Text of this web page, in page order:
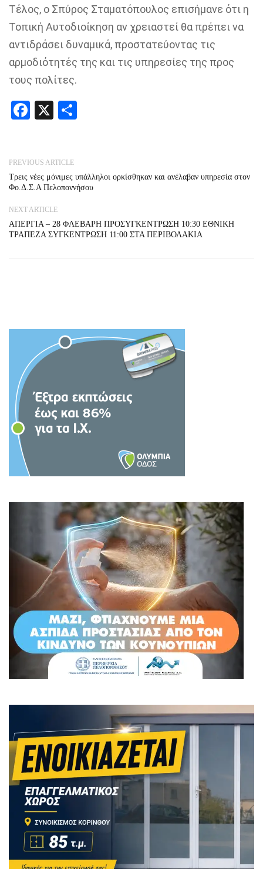
Τέλος, ο Σπύρος Σταματόπουλος επισήμανε ότι η
Τοπική Αυτοδιοίκηση αν χρειαστεί θα πρέπει να
αντιδράσει δυναμικά, προστατεύοντας τις
αρμοδιότητές της και τις υπηρεσίες της προς
τους πολίτες.
Facebook
X
PREVIOUS ARTICLE
Τρεις νέες μόνιμες υπάλληλοι ορκίσθηκαν και ανέλαβαν υπηρεσία στον
Φο.Δ.Σ.Α Πελοποννήσου
NEXT ARTICLE
ΑΠΕΡΓΙΑ – 28 ΦΛΕΒΑΡΗ ΠΡΟΣΥΓΚΕΝΤΡΩΣΗ 10:30 ΕΘΝΙΚΗ
ΤΡΑΠΕΖΑ ΣΥΓΚΕΝΤΡΩΣΗ 11:00 ΣΤΑ ΠΕΡΙΒΟΛΑΚΙΑ